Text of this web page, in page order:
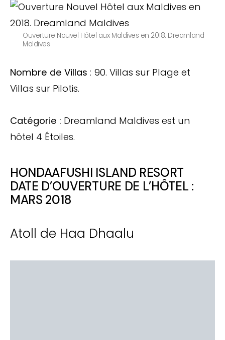
Ouverture Nouvel Hôtel aux Maldives en 2018. Dreamland
Maldives
Nombre de Villas : 90. Villas sur Plage et
Villas sur Pilotis.
Catégorie : Dreamland Maldives est un
hôtel 4 Étoiles.
HONDAAFUSHI ISLAND RESORT
DATE D’OUVERTURE DE L’HÔTEL :
MARS 2018
Atoll de Haa Dhaalu